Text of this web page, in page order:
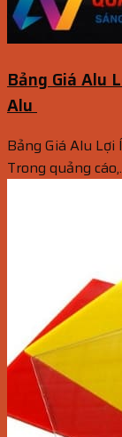
Bảng Giá Alu
Alu
Bảng Giá Alu
Trong quảng